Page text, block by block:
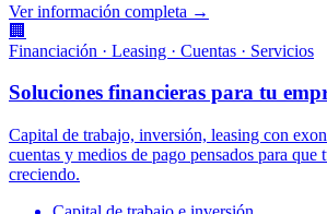
Ver información completa →
🏢
Financiación · Leasing · Cuentas · Servicios
Soluciones financieras para tu
Capital de trabajo, inversión, leasing con
cuentas y medios de pago pensados para
creciendo.